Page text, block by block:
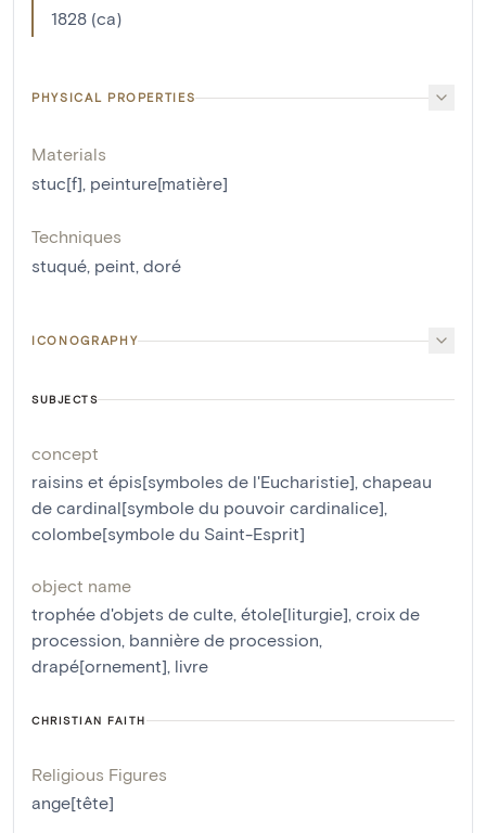
1828 (ca)
PHYSICAL PROPERTIES
Materials
stuc[f], peinture[matière]
Techniques
stuqué, peint, doré
ICONOGRAPHY
SUBJECTS
concept
raisins et épis[symboles de l'Eucharistie], chapeau
de cardinal[symbole du pouvoir cardinalice],
colombe[symbole du Saint-Esprit]
object name
trophée d'objets de culte, étole[liturgie], croix de
procession, bannière de procession,
drapé[ornement], livre
CHRISTIAN FAITH
Religious Figures
ange[tête]